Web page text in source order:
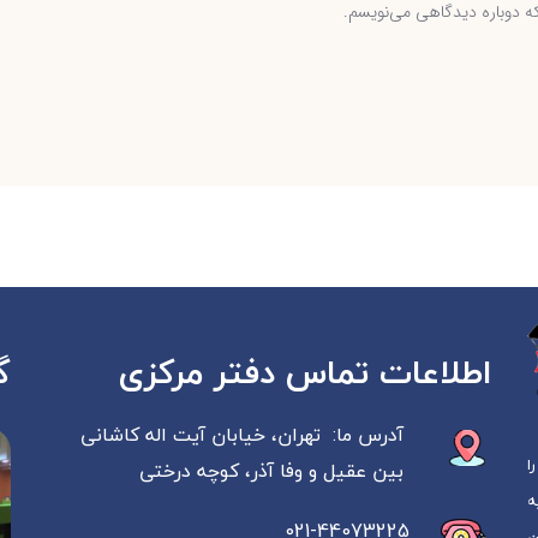
دوباره دیدگاهی می‌نویسم.
اطلاعات تماس دفتر مرکزی
آدرس ما: تهران، خیابان آیت اله کاشانی
بین عقیل و وفا آذر، کوچه درختی
021-44073225